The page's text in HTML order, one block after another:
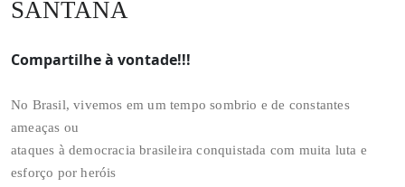
SANTANA
Compartilhe à vontade!!!
No Brasil, vivemos em um tempo sombrio e de constantes
ameaças ou
ataques à democracia brasileira conquistada com muita luta e
esforço por heróis